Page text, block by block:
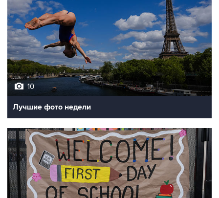
10
Лучшие фото недели